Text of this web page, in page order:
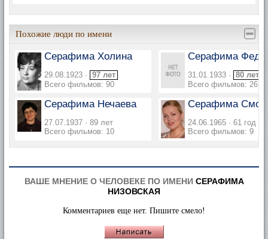
Похожие люди по имени
Серафима Холина
29.08.1923 · 97 лет
Всего фильмов: 90
Серафима
31.01.1933 · 80 лет
Всего фильмов: 26
Серафима Нечаева
27.07.1937 · 89 лет
Всего фильмов: 10
Серафима
24.06.1965 · 61 год
Всего фильмов: 9
ВАШЕ МНЕНИЕ О ЧЕЛОВЕКЕ ПО ИМЕНИ СЕРАФИМА
НИЗОВСКАЯ
Комментариев еще нет. Пишите смело!